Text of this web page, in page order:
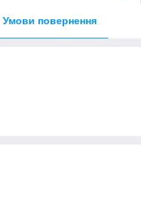
Умови повернення